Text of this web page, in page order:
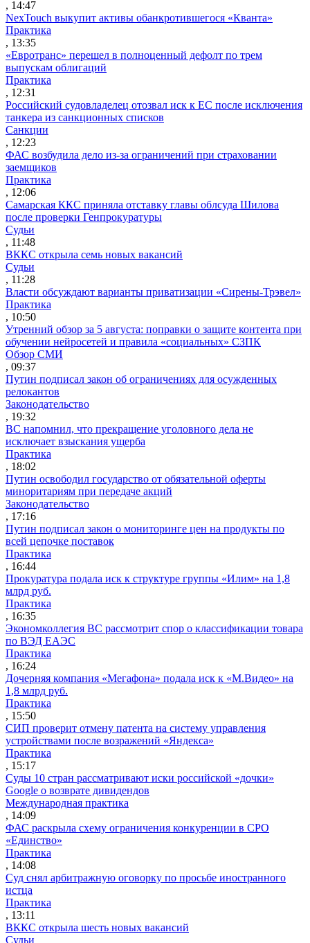
, 14:47
NexTouch выкупит активы обанкротившегося «Кванта»
Практика
, 13:35
«Евротранс» перешел в полноценный дефолт по трем
выпускам облигаций
Практика
, 12:31
Российский судовладелец отозвал иск к ЕС после исключения
танкера из санкционных списков
Санкции
, 12:23
ФАС возбудила дело из-за ограничений при страховании
заемщиков
Практика
, 12:06
Самарская ККС приняла отставку главы облсуда Шилова
после проверки Генпрокуратуры
Судьи
, 11:48
ВККС открыла семь новых вакансий
Судьи
, 11:28
Власти обсуждают варианты приватизации «Сирены-Трэвел»
Практика
, 10:50
Утренний обзор за 5 августа: поправки о защите контента при
обучении нейросетей и правила «социальных» СЗПК
Обзор СМИ
, 09:37
Путин подписал закон об ограничениях для осужденных
релокантов
Законодательство
, 19:32
ВС напомнил, что прекращение уголовного дела не
исключает взыскания ущерба
Практика
, 18:02
Путин освободил государство от обязательной оферты
миноритариям при передаче акций
Законодательство
, 17:16
Путин подписал закон о мониторинге цен на продукты по
всей цепочке поставок
Практика
, 16:44
Прокуратура подала иск к структуре группы «Илим» на 1,8
млрд руб.
Практика
, 16:35
Экономколлегия ВС рассмотрит спор о классификации товара
по ВЭД ЕАЭС
Практика
, 16:24
Дочерняя компания «Мегафона» подала иск к «М.Видео» на
1,8 млрд руб.
Практика
, 15:50
СИП проверит отмену патента на систему управления
устройствами после возражений «Яндекса»
Практика
, 15:17
Суды 10 стран рассматривают иски российской «дочки»
Google о возврате дивидендов
Международная практика
, 14:09
ФАС раскрыла схему ограничения конкуренции в СРО
«Единство»
Практика
, 14:08
Суд снял арбитражную оговорку по просьбе иностранного
истца
Практика
, 13:11
ВККС открыла шесть новых вакансий
Судьи